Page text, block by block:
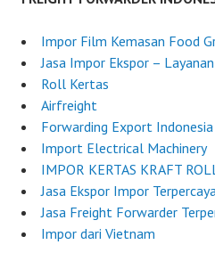
Impor Film Kemasan Food
Jasa Impor Ekspor –
Roll Kertas
Airfreight
Forwarding Export Indonesia
Import Electrical Machinery
IMPOR KERTAS KRAFT
Jasa Ekspor Impor
Jasa Freight Forwarder
Impor dari Vietnam